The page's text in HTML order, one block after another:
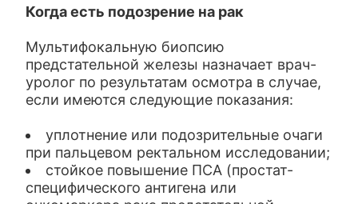
Когда есть подозрение на рак
Мультифокальную биопсию
предстательной железы назначает врач-
уролог по результатам осмотра в случае,
если имеются следующие показания:
уплотнение или подозрительные очаги
при пальцевом ректальном исследовании;
стойкое повышение ПСА (простат-
специфического антигена или